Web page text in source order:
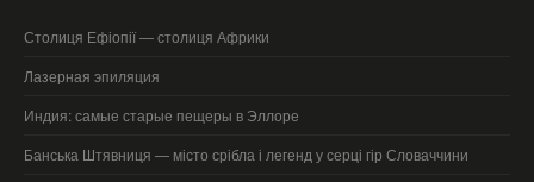
Столиця Ефіопії — столиця Африки
Лазерная эпиляция
Индия: самые старые пещеры в Эллоре
Банська Штявниця — місто срібла і легенд у серці гір Словаччини